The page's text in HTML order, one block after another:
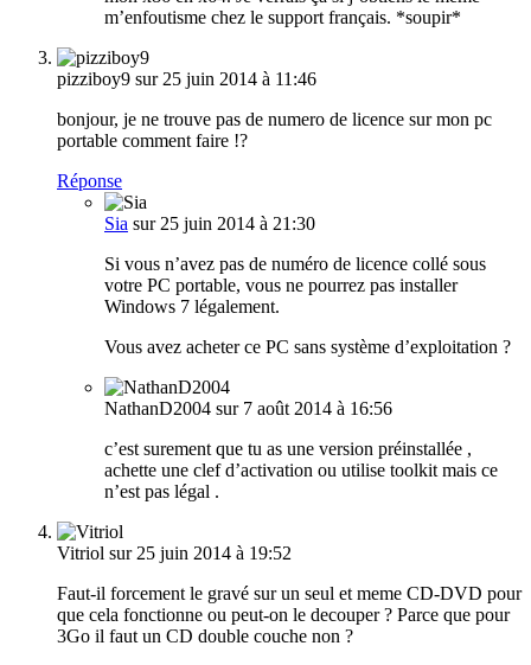
m’enfoutisme chez le support français. *soupir*
pizziboy9 sur 25 juin 2014 à 11:46
bonjour, je ne trouve pas de numero de licence sur mon pc
portable comment faire !?
Réponse
Sia sur 25 juin 2014 à 21:30
Si vous n’avez pas de numéro de licence collé sous
votre PC portable, vous ne pourrez pas installer
Windows 7 légalement.
Vous avez acheter ce PC sans système d’exploitation ?
NathanD2004 sur 7 août 2014 à 16:56
c’est surement que tu as une version préinstallée ,
achette une clef d’activation ou utilise toolkit mais ce
n’est pas légal .
Vitriol sur 25 juin 2014 à 19:52
Faut-il forcement le gravé sur un seul et meme CD-DVD pour
que cela fonctionne ou peut-on le decouper ? Parce que pour
3Go il faut un CD double couche non ?